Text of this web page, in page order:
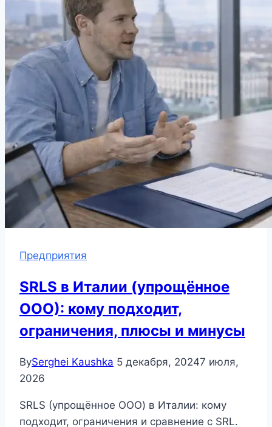
Предприятия
SRLS в Италии (упрощённое
ООО): кому подходит,
ограничения, плюсы и минусы
BySerghei Kaushka 5 декабря, 20247 июля,
2026
SRLS (упрощённое ООО) в Италии: кому
подходит, ограничения и сравнение с SRL.